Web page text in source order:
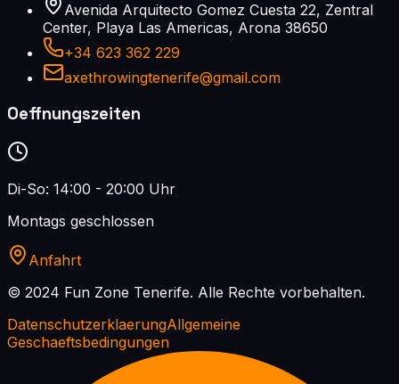
Avenida Arquitecto Gomez Cuesta 22, Zentral
Center, Playa Las Americas, Arona 38650
+34 623 362 229
axethrowingtenerife@gmail.com
Oeffnungszeiten
Di-So: 14:00 - 20:00 Uhr
Montags geschlossen
Anfahrt
© 2024 Fun Zone Tenerife. Alle Rechte vorbehalten.
DatenschutzerklaerungAllgemeine
Geschaeftsbedingungen